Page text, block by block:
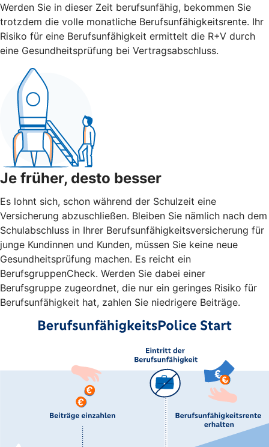
Werden Sie in dieser Zeit berufsunfähig, bekommen Sie
trotzdem die volle monatliche Berufsunfähigkeitsrente. Ihr
Risiko für eine Berufsunfähigkeit ermittelt die R+V durch
eine Gesundheitsprüfung bei Vertragsabschluss.
Je früher, desto besser
Es lohnt sich, schon während der Schulzeit eine
Versicherung abzuschließen. Bleiben Sie nämlich nach dem
Schulabschluss in Ihrer Berufsunfähigkeitsversicherung für
junge Kundinnen und Kunden, müssen Sie keine neue
Gesundheitsprüfung machen. Es reicht ein
BerufsgruppenCheck. Werden Sie dabei einer
Berufsgruppe zugeordnet, die nur ein geringes Risiko für
Berufsunfähigkeit hat, zahlen Sie niedrigere Beiträge.